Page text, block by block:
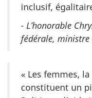
inclusif,
- L’honorable
fédérale, ministre
« Les femmes,
constituent un